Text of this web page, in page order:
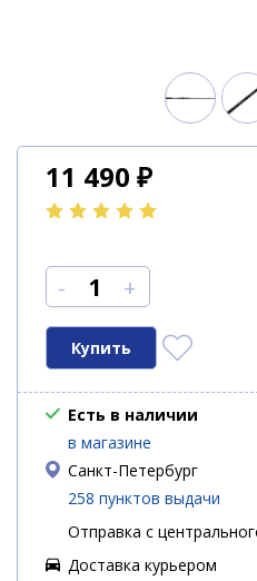
11 490 ₽
- +
Есть в наличии
в магазине
Санкт-Петербург
258 пунктов выдачи
Отправка с
Доставка курьером